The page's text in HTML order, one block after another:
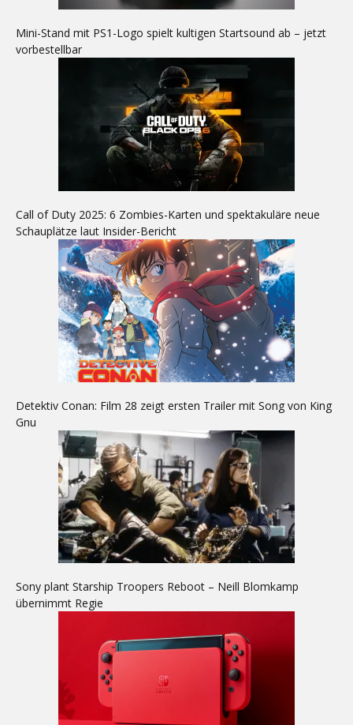
Mini-Stand mit PS1-Logo spielt kultigen Startsound ab – jetzt
vorbestellbar
Call of Duty 2025: 6 Zombies-Karten und spektakuläre neue
Schauplätze laut Insider-Bericht
Detektiv Conan: Film 28 zeigt ersten Trailer mit Song von King
Gnu
Sony plant Starship Troopers Reboot – Neill Blomkamp
übernimmt Regie